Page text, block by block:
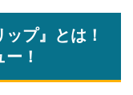
プ』とは！
！